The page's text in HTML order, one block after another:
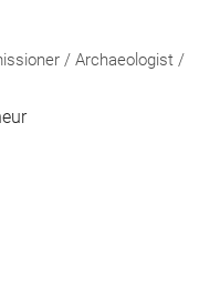
/ Archaeologist /